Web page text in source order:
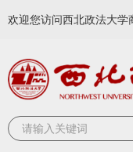
欢迎您访问西北政法大学